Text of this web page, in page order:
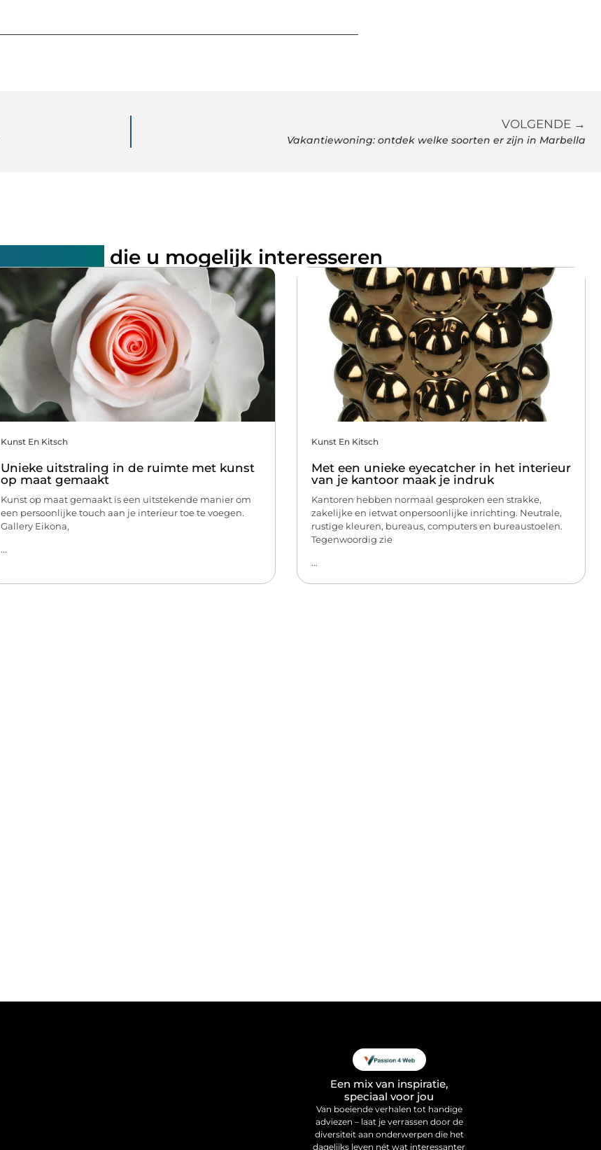
VOLGENDE →
Vakantiewoning: ontdek welke soorten er zijn in Marbella
die u mogelijk interesseren
Kunst En Kitsch
Unieke uitstraling in de ruimte met kunst
op maat gemaakt
Kunst op maat gemaakt is een uitstekende manier om
een persoonlijke touch aan je interieur toe te voegen.
Gallery Eikona,
...
Kunst En Kitsch
Met een unieke eyecatcher in het interieur
van je kantoor maak je indruk
Kantoren hebben normaal gesproken een strakke,
zakelijke en ietwat onpersoonlijke inrichting. Neutrale,
rustige kleuren, bureaus, computers en bureaustoelen.
Tegenwoordig zie
...
Een mix van inspiratie,
speciaal voor jou
Van boeiende verhalen tot handige
adviezen – laat je verrassen door de
diversiteit aan onderwerpen die het
dagelijks leven nét wat interessanter